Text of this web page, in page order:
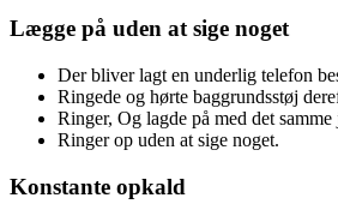
Lægge på uden at sige noget
Der bliver lagt en underlig telefon
Ringede og hørte baggrundsstøj
Ringer, Og lagde på med det
Ringer op uden at sige noget.
Konstante opkald